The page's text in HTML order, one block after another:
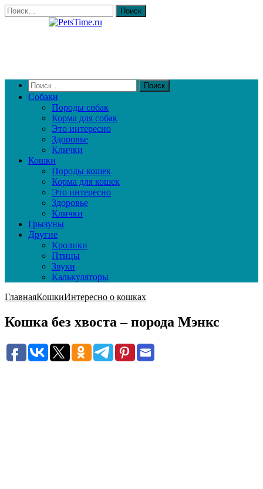
Собаки
Породы собак
Корма для собак
Это интересно
Здоровье
Клички
Кошки
Породы кошек
Корма для кошек
Это интересно
Здоровье
Клички
Грызуны
Другие
Кролики
Птицы
Звуки
Калькуляторы
ГлавнаяКошкиИнтересно о кошках
Кошка без хвоста – порода Мэнкс